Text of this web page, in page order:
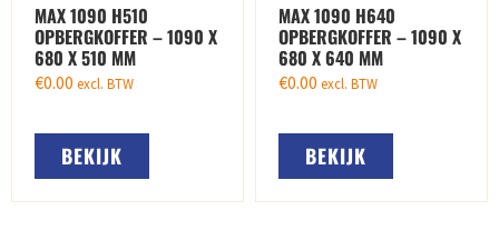
MAX 1090 H510
OPBERGKOFFER – 1090 X
680 X 510 MM
€0.00 excl. BTW
BEKIJK
MAX 1090 H640
OPBERGKOFFER – 1090 X
680 X 640 MM
€0.00 excl. BTW
BEKIJK